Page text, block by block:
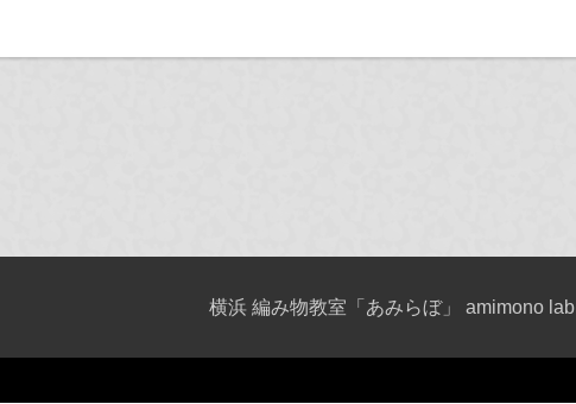
横浜 編み物教室「あみらぼ」 amimono lab